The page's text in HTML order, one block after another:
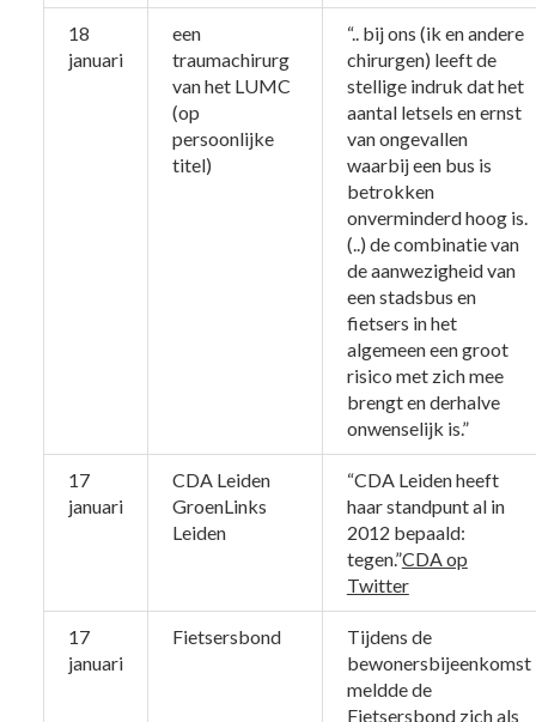
18
januari
een
traumachirurg
van het LUMC
(op
persoonlijke
titel)
“.. bij ons (ik en andere
chirurgen) leeft de
stellige indruk dat het
aantal letsels en ernst
van ongevallen
waarbij een bus is
betrokken
onverminderd hoog is.
(..) de combinatie van
de aanwezigheid van
een stadsbus en
fietsers in het
algemeen een groot
risico met zich mee
brengt en derhalve
onwenselijk is.”
17
januari
CDA Leiden
GroenLinks
Leiden
“CDA Leiden heeft
haar standpunt al in
2012 bepaald:
tegen.”CDA op
Twitter
17
januari
Fietsersbond
Tijdens de
bewonersbijeenkomst
meldde de
Fietsersbond zich als